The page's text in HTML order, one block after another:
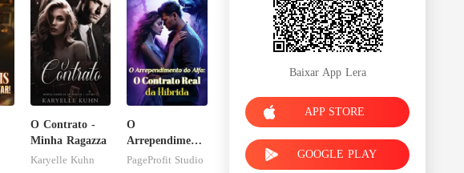
O Contrato -
Minha Ragazza
Karyelle Kuhn
O
Arrependimento
do Alfa: O
PageProfit Studio
Baixar App Lera
APP STORE
GOOGLE PLAY